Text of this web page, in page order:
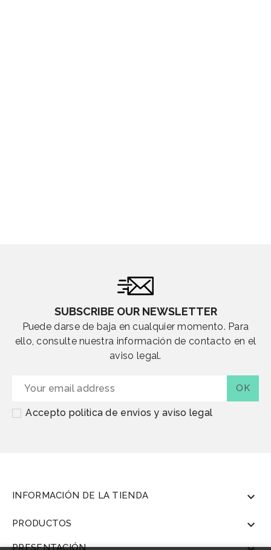
SUBSCRIBE OUR NEWSLETTER
Puede darse de baja en cualquier momento. Para
ello, consulte nuestra información de contacto en el
aviso legal.
Accepto politica de envios y aviso legal
INFORMACIÓN DE LA TIENDA 
PRODUCTOS 
PRESENTACIÓN